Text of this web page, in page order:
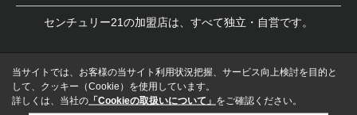
センチュリー21の加盟店は、すべて独立・自営です。
当サイトでは、お客様の当サイト利用状況把握、サービス向上検討を目的と
して、クッキー（Cookie）を使用しています。
詳しくは、当社の 「Cookieの取扱いについて」 をご確認ください。